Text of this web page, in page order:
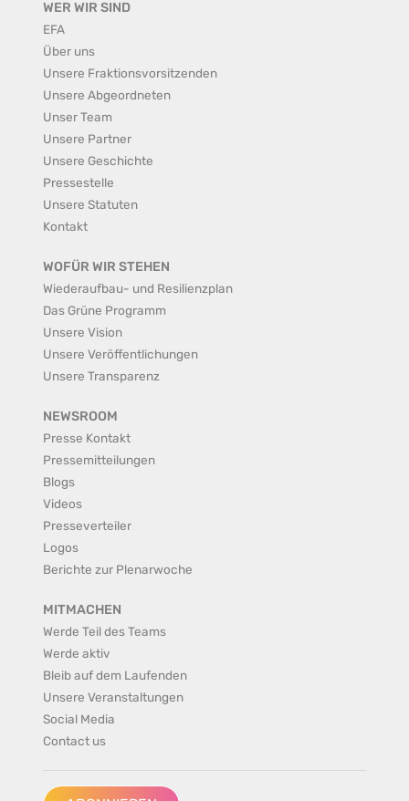
WER WIR SIND
EFA
Über uns
Unsere Fraktionsvorsitzenden
Unsere Abgeordneten
Unser Team
Unsere Partner
Unsere Geschichte
Pressestelle
Unsere Statuten
Kontakt
WOFÜR WIR STEHEN
Wiederaufbau- und Resilienzplan
Das Grüne Programm
Unsere Vision
Unsere Veröffentlichungen
Unsere Transparenz
NEWSROOM
Presse Kontakt
Pressemitteilungen
Blogs
Videos
Presseverteiler
Logos
Berichte zur Plenarwoche
MITMACHEN
Werde Teil des Teams
Werde aktiv
Bleib auf dem Laufenden
Unsere Veranstaltungen
Social Media
Contact us